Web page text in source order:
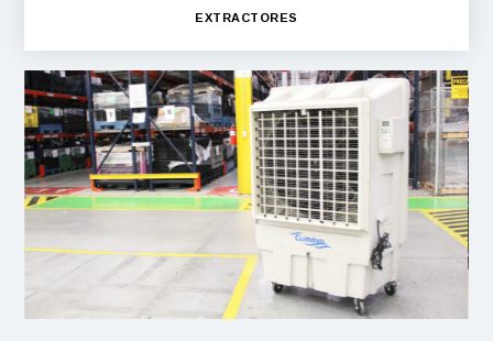
EXTRACTORES